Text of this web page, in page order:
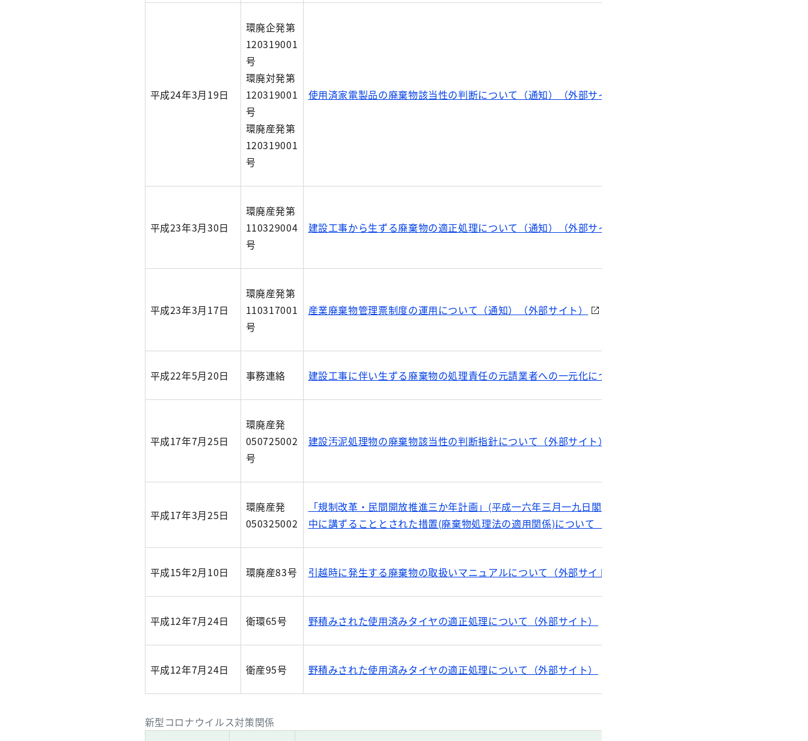
平成24年3月19日
環廃企発第
120319001
号
環廃対発第
120319001
号
環廃産発第
120319001
号
使用済家電製品の廃棄物該当性の判断について（通知）（外部サイト）
平成23年3月30日
環廃産発第
110329004
号
建設工事から生ずる廃棄物の適正処理について（通知）（外部サイト）
平成23年3月17日
環廃産発第
110317001
号
産業廃棄物管理票制度の運用について（通知）（外部サイト）
平成22年5月20日 事務連絡 建設工事に伴い生ずる廃棄物の処理責任の元請業者への一元化について（PDF：103KB）
平成17年7月25日
環廃産発
050725002
号
建設汚泥処理物の廃棄物該当性の判断指針について（外部サイト）
平成17年3月25日
環廃産発
050325002
「規制改革・民間開放推進三か年計画」(平成一六年三月一九日閣議決定)」において平成一六年度
中に講ずることとされた措置(廃棄物処理法の適用関係)について（外部サイト）
平成15年2月10日 環廃産83号 引越時に発生する廃棄物の取扱いマニュアルについて（外部サイト）
平成12年7月24日 衛環65号 野積みされた使用済みタイヤの適正処理について（外部サイト）
平成12年7月24日 衛産95号 野積みされた使用済みタイヤの適正処理について（外部サイト）
新型コロナウイルス対策関係